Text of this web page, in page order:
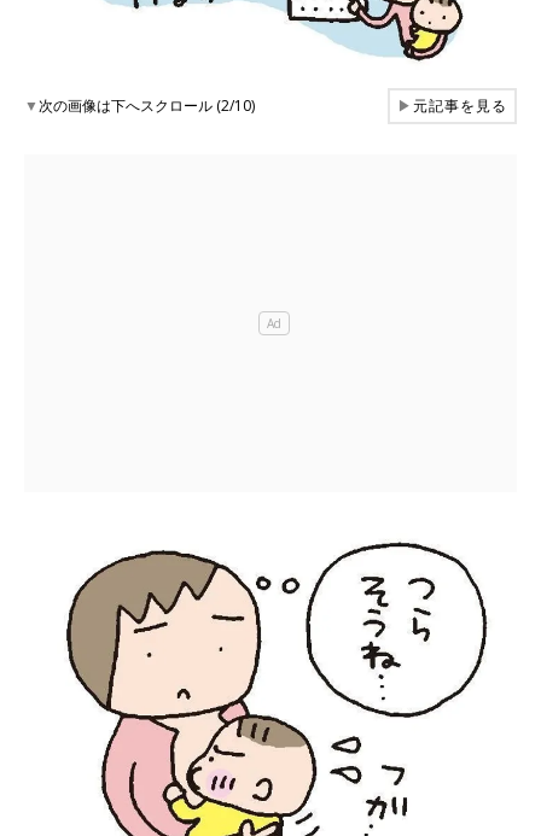
▼次の画像は下へスクロール (2/10) ▶元記事を見る